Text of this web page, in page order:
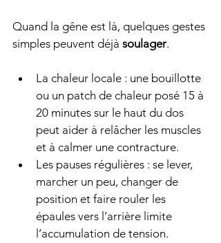
Quand la gêne est là, quelques gestes
simples peuvent déjà soulager.
La chaleur locale : une bouillotte
ou un patch de chaleur posé 15 à
20 minutes sur le haut du dos
peut aider à relâcher les muscles
et à calmer une contracture.
Les pauses régulières : se lever,
marcher un peu, changer de
position et faire rouler les
épaules vers l’arrière limite
l’accumulation de tension.